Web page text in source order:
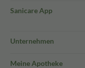
Sanicare App
Unternehmen
Meine Apotheke